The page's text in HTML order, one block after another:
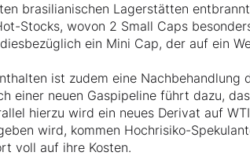
brasilianischen Lagerstätten
Stocks, wovon 2 Small Caps
ein Mini Cap, der auf ein
ist zudem eine Nachbehandlung
einer neuen Gaspipeline führt dazu,
hierzu wird ein neues Derivat auf
wird, kommen Hochrisiko-
voll auf ihre Kosten.